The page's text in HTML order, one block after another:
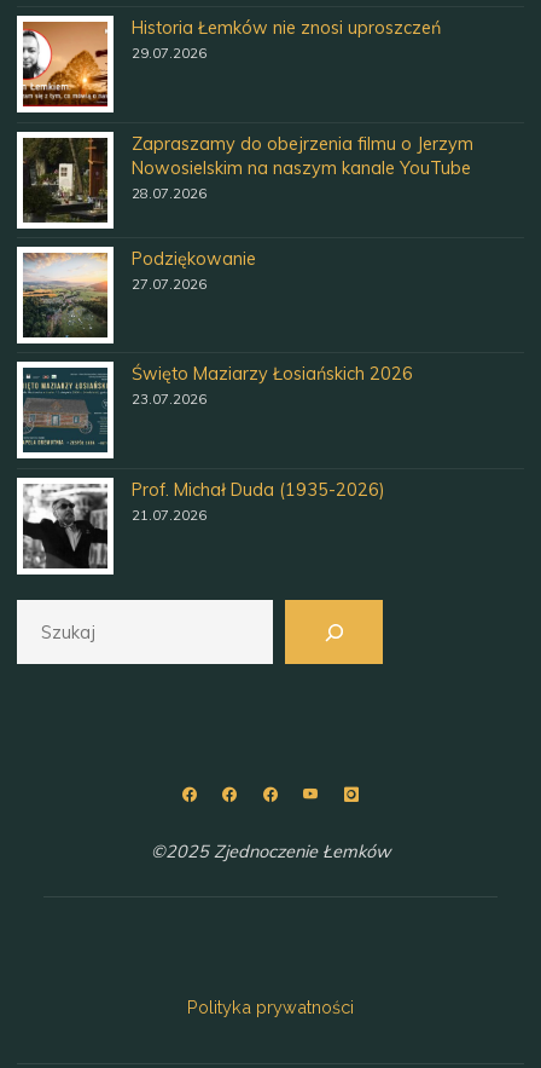
Historia Łemków nie znosi uproszczeń
29.07.2026
Zapraszamy do obejrzenia filmu o Jerzym
Nowosielskim na naszym kanale YouTube
28.07.2026
Podziękowanie
27.07.2026
Święto Maziarzy Łosiańskich 2026
23.07.2026
Prof. Michał Duda (1935-2026)
21.07.2026
©2025 Zjednoczenie Łemków
Polityka prywatności